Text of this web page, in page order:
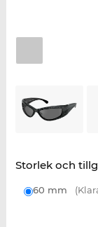
Storlek och
60 mm